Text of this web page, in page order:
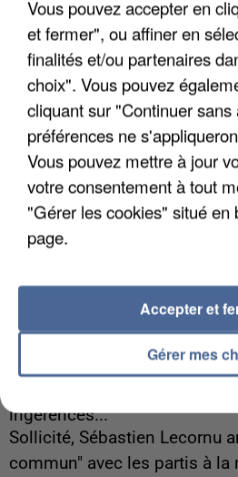
Un cofondateur du réseau
quelques jours plus tôt.
6 août 2026
ingérences...
Sollicité, Sébastien Lecornu
commun" avec les partis à la
Vous pouvez accepter en
et fermer", ou affiner en
finalités et/ou partenaires
choix". Vous pouvez
cliquant sur "Continuer sans
préférences ne
Vous pouvez mettre à jour
votre consentement à tout
"Gérer les cookies" situé en
page.
Gérer mes
Accepter et